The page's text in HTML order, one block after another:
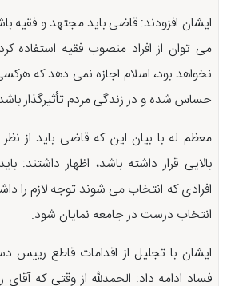
ایشان افزودند: قاضی باید مجتهد و فقیه
می توان از افراد منصوب فقیه استفاده
نخواهد بود، اسلام اجازه نمی دهد که هرکسی
حساس شده و در زندگی مردم تأثیرگذار باشد.
معظم له با بیان این که قاضی باید از
بالایی قرار داشته باشد، اظهار داشتند:
افرادی که انتخاب می شوند توجه لازم را
انتخاب درست در جامعه نمایان شود.
ایشان با تجلیل از اقدامات قاطع رییس
فساد ادامه داد: الحمدلله از وقتی که